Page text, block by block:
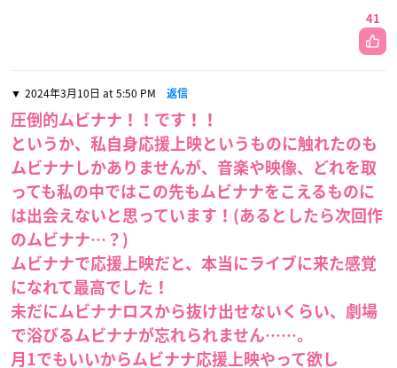
41
2024年3月10日 at 5:50 PM 返信
圧倒的ムビナナ！！です！！
というか、私自身応援上映というものに触れたのも
ムビナナしかありませんが、音楽や映像、どれを取
っても私の中ではこの先もムビナナをこえるものに
は出会えないと思っています！(あるとしたら次回作
のムビナナ…？)
ムビナナで応援上映だと、本当にライブに来た感覚
になれて最高でした！
未だにムビナナロスから抜け出せないくらい、劇場
で浴びるムビナナが忘れられません……。
月1でもいいからムビナナ応援上映やって欲し